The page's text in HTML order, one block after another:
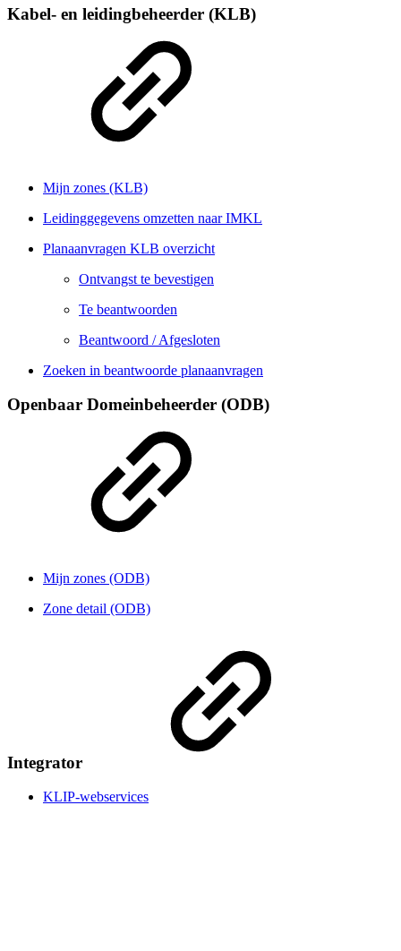
Kabel- en leidingbeheerder (KLB)
Mijn zones (KLB)
Leidinggegevens omzetten naar IMKL
Planaanvragen KLB overzicht
Ontvangst te bevestigen
Te beantwoorden
Beantwoord / Afgesloten
Zoeken in beantwoorde planaanvragen
Openbaar Domeinbeheerder (ODB)
Mijn zones (ODB)
Zone detail (ODB)
Integrator
KLIP-webservices